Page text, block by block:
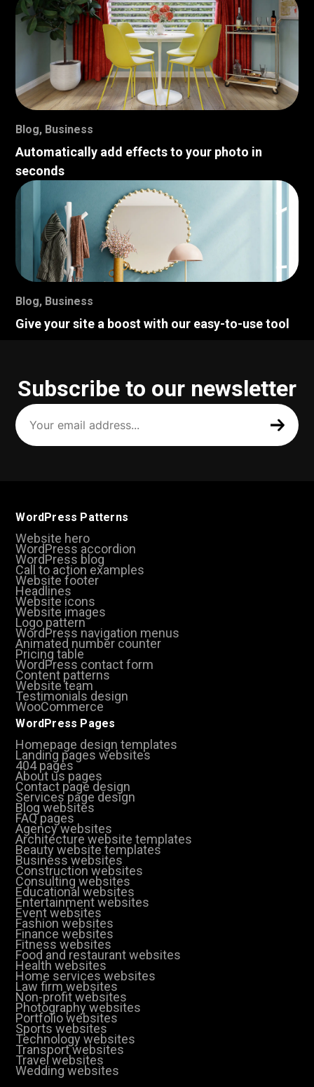
Blog, Business
Automatically add effects to your photo in
seconds
Blog, Business
Give your site a boost with our easy-to-use tool
Subscribe to our newsletter
Your
email
address
(Required)
WordPress Patterns
Website hero
WordPress accordion
WordPress blog
Call to action examples
Website footer
Headlines
Website icons
Website images
Logo pattern
WordPress navigation menus
Animated number counter
Pricing table
WordPress contact form
Content patterns
Website team
Testimonials design
WooCommerce
WordPress Pages
Homepage design templates
Landing pages websites
404 pages
About us pages
Contact page design
Services page design
Blog websites
FAQ pages
Agency websites
Architecture website templates
Beauty website templates
Business websites
Construction websites
Consulting websites
Educational websites
Entertainment websites
Event websites
Fashion websites
Finance websites
Fitness websites
Food and restaurant websites
Health websites
Home services websites
Law firm websites
Non-profit websites
Photography websites
Portfolio websites
Sports websites
Technology websites
Transport websites
Travel websites
Wedding websites